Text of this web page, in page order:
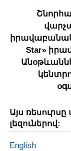
Star»
Այս
լեզուներով:
English